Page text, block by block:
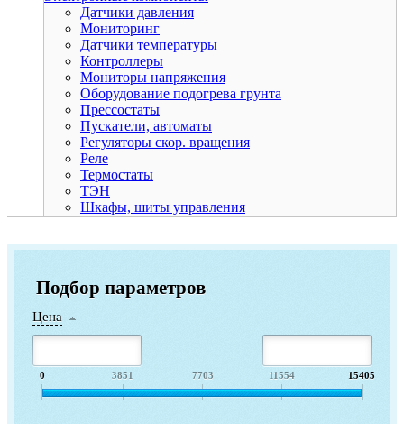
Датчики давления
Мониторинг
Датчики температуры
Контроллеры
Мониторы напряжения
Оборудование подогрева грунта
Прессостаты
Пускатели, автоматы
Регуляторы скор. вращения
Реле
Термостаты
ТЭН
Шкафы, шиты управления
Подбор параметров
Цена
0 3851 7703 11554 15405